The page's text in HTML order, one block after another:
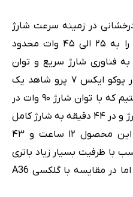
در زمینه سرعت شارژ
ندارد و معمولاً گلکسی سری A را به ۲۵ الی ۴۵ وات محدود
فناوری شارژ سریع و توان
بالای شارژ شناخته می‌شوند. در پوکو ایکس ۷ پرو شاهد یک
باتری ۶۰۰۰ میلی‌آمپرساعتی هستیم که با توان شارژ ۹۰ وات در
عرض ۳۰ دقیقه به ۸۳ درصد شارژ و در ۴۴ دقیقه به شارژ کامل
می‌رسد. عدد نهایی شارژدهی این محصول ۱۲ ساعت و ۴۳
با ظرفیت بسیار زیاد باتری
انتظارات را کامل برطرف نمی‌کند اما در مقایسه با گلکسی A36